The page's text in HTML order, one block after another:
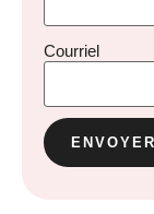
Courriel